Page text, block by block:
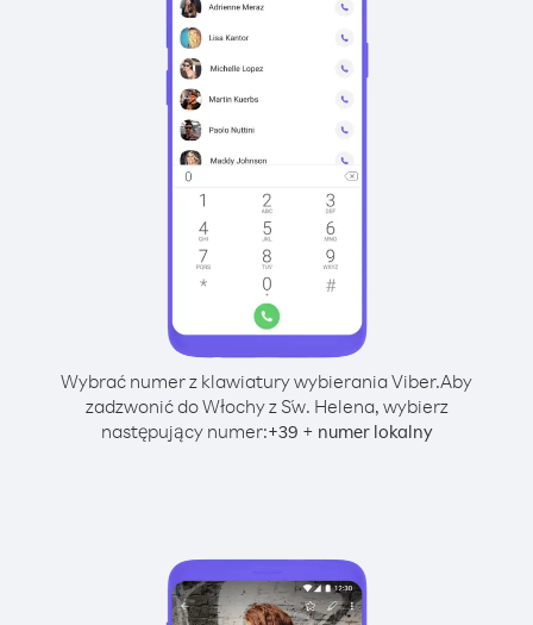
Wybrać numer z klawiatury wybierania Viber.Aby
zadzwonić do Włochy z Św. Helena, wybierz
następujący numer:+39 + numer lokalny